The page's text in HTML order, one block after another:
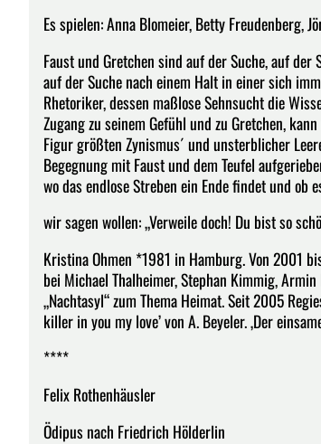
Es spielen: Anna Blomeier, Betty Freudenberg,
Faust und Gretchen sind auf der Suche, auf
auf der Suche nach einem Halt in einer sich
Rhetoriker, dessen maßlose Sehnsucht die
Zugang zu seinem Gefühl und zu Gretchen,
Figur größten Zynismus´ und unsterblicher
Begegnung mit Faust und dem Teufel
wo das endlose Streben ein Ende findet und ob
wir sagen wollen: „Verweile doch! Du bist so
Kristina Ohmen *1981 in Hamburg. Von 2001
bei Michael Thalheimer, Stephan Kimmig,
„Nachtasyl“ zum Thema Heimat. Seit 2005
killer in you my love’ von A. Beyeler. ‚Der
****
Felix Rothenhäusler
Ödipus nach Friedrich Hölderlin